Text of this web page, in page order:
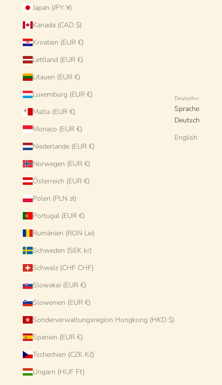
Japan (JPY ¥)
Kanada (CAD $)
Kroatien (EUR €)
Lettland (EUR €)
Litauen (EUR €)
Luxemburg (EUR €)
Malta (EUR €)
Monaco (EUR €)
Niederlande (EUR €)
Norwegen (EUR €)
Österreich (EUR €)
Polen (PLN zł)
Portugal (EUR €)
Rumänien (RON Lei)
Schweden (SEK kr)
Schweiz (CHF CHF)
Slowakei (EUR €)
Slowenien (EUR €)
Sonderverwaltungsregion Hongkong (HKD $)
Spanien (EUR €)
Tschechien (CZK Kč)
Ungarn (HUF Ft)
Deutsch
Sprache
Deutsch
English